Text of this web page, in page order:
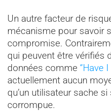
Un autre facteur de
mécanisme pour savoir
compromise.
qui peuvent être vérifiés
données comme “Have
actuellement aucun
qu’un utilisateur sache
corrompue.